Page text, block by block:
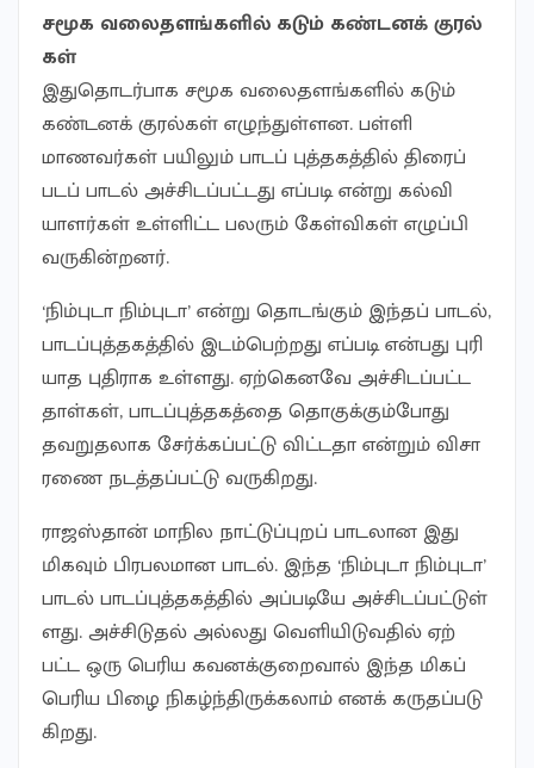
சமூக வலை​தளங்​களில் கடும் கண்​டனக் குரல்​
கள்
இதுதொடர்​பாக சமூக வலை​தளங்​களில் கடும்
கண்​டனக் குரல்​கள் எழுந்​துள்​ளன. பள்ளி
மாணவர்​கள் பயிலும் பாடப் புத்​தகத்​தில் திரைப்​
படப் பாடல் அச்​சிடப்​பட்​டது எப்​படி என்று கல்​வி​
யாளர்​கள் உள்​ளிட்ட பலரும் கேள்வி​கள் எழுப்பி
வரு​கின்​றனர்.
‘நிம்​புடா நிம்​பு​டா’ என்று தொடங்​கும் இந்​தப் பாடல்,
பாடப்​புத்​தகத்​தில் இடம்​பெற்​றது எப்​படி என்​பது புரி​
யாத புதி​ராக உள்​ளது. ஏற்​கெனவே அச்​சிடப்​பட்ட
தாள்​கள், பாடப்​புத்​தகத்தை தொகுக்​கும்​போது
தவறு​தலாக சேர்க்​கப்​பட்டு விட்​டதா என்​றும் விசா​
ரணை நடத்​தப்​பட்டு வரு​கிறது.
ராஜஸ்​தான் மாநில நாட்​டுப்​புறப் பாடலான இது
மிக​வும் பிரபல​மான பாடல். இந்த ‘நிம்​புடா நிம்​பு​டா’
பாடல் பாடப்​புத்​தகத்​தில் அப்​படியே அச்​சிடப்​பட்​டுள்​
ளது. அச்​சிடு​தல் அல்​லது வெளி​யிடு​வ​தில் ஏற்​
பட்ட ஒரு பெரிய கவனக்​குறை​வால் இந்த மிகப்​
பெரிய பிழை நிகழ்ந்​திருக்​கலாம் எனக் கருதப்​படு​
கிறது.